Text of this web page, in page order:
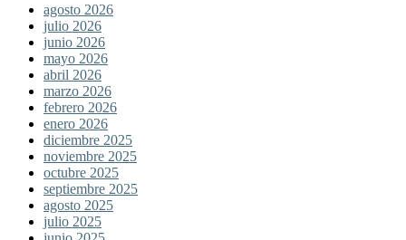
agosto 2026
julio 2026
junio 2026
mayo 2026
abril 2026
marzo 2026
febrero 2026
enero 2026
diciembre 2025
noviembre 2025
octubre 2025
septiembre 2025
agosto 2025
julio 2025